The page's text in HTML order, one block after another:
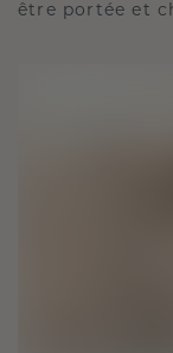
être portée et